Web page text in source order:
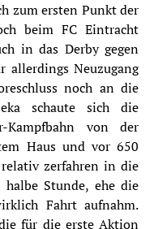
zum ersten Punkt der
beim FC Eintracht
in das Derby gegen
allerdings Neuzugang
noch an die
schaute sich die
Kampfbahn von der
Haus und vor 650
zerfahren in die
halbe Stunde, ehe die
Fahrt aufnahm.
für die erste Aktion